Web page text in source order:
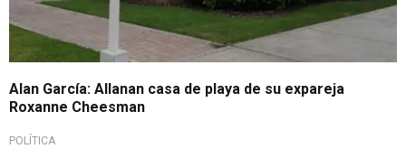
Alan García: Allanan casa de playa de su expareja
Roxanne Cheesman
POLÍTICA